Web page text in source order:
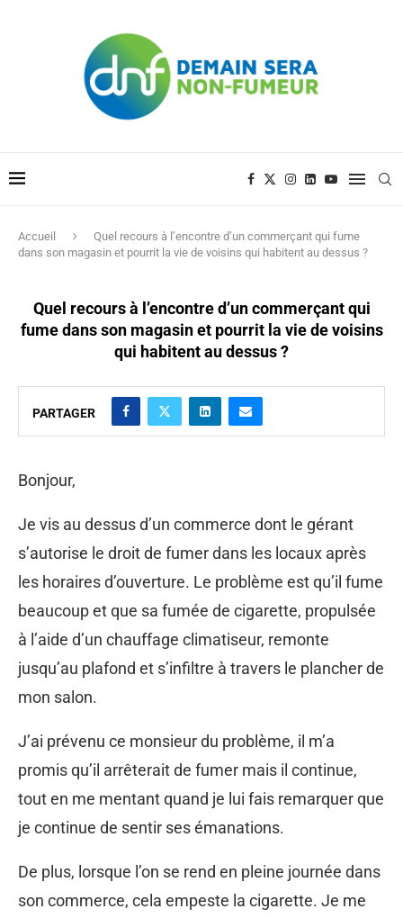
Accueil
Quel recours à l’encontre d’un commerçant qui fume
dans son magasin et pourrit la vie de voisins qui habitent au dessus ?
Quel recours à l’encontre d’un commerçant qui
fume dans son magasin et pourrit la vie de voisins
qui habitent au dessus ?
PARTAGER
Bonjour,
Je vis au dessus d’un commerce dont le gérant
s’autorise le droit de fumer dans les locaux après
les horaires d’ouverture. Le problème est qu’il fume
beaucoup et que sa fumée de cigarette, propulsée
à l’aide d’un chauffage climatiseur, remonte
jusqu’au plafond et s’infiltre à travers le plancher de
mon salon.
J’ai prévenu ce monsieur du problème, il m’a
promis qu’il arrêterait de fumer mais il continue,
tout en me mentant quand je lui fais remarquer que
je continue de sentir ses émanations.
De plus, lorsque l’on se rend en pleine journée dans
son commerce, cela empeste la cigarette. Je me